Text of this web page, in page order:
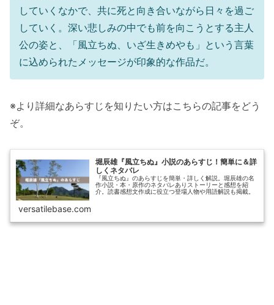
していくなかで、共に死と向き合いながら日々を過ご
していく。深い悲しみの中でも前を向こうとする主人
公の姿と、「風立ちぬ、いざ生きめやも」という言葉
に込められたメッセージが印象的な作品だ。
※より詳細なあらすじを知りたい方はこちらの記事をどう
ぞ。
堀辰雄『風立ちぬ』小説のあらすじ！簡単に＆詳
しくネタバレ
『風立ちぬ』のあらすじを簡単・詳しく解説。堀辰雄の名
作小説・本・原作のネタバレありストーリーと感想を紹
介。読書感想文作成に役立つ登場人物や用語解説も掲載。
versatilebase.com